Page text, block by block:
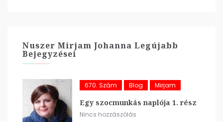
Nuszer Mirjam Johanna Legújabb
Bejegyzései
670. Szám Blog Mirjam
Egy szocmunkás naplója 1. rész
Nincs hozzászólás